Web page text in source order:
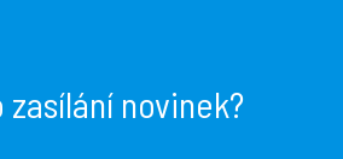
zasílání novinek?